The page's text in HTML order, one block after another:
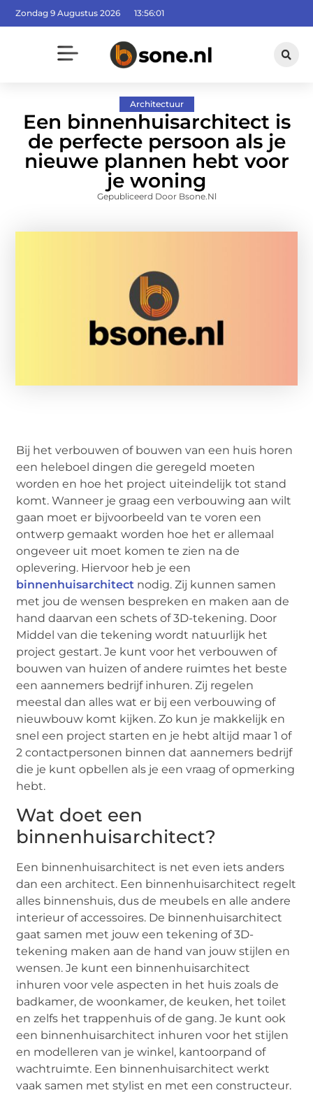
Zondag 9 Augustus 2026 13:56:02
Architectuur
Een binnenhuisarchitect is
de perfecte persoon als je
nieuwe plannen hebt voor
je woning
Gepubliceerd Door Bsone.nl
Bij het verbouwen of bouwen van een huis horen
een heleboel dingen die geregeld moeten
worden en hoe het project uiteindelijk tot stand
komt. Wanneer je graag een verbouwing aan wilt
gaan moet er bijvoorbeeld van te voren een
ontwerp gemaakt worden hoe het er allemaal
ongeveer uit moet komen te zien na de
oplevering. Hiervoor heb je een
binnenhuisarchitect nodig. Zij kunnen samen
met jou de wensen bespreken en maken aan de
hand daarvan een schets of 3D-tekening. Door
Middel van die tekening wordt natuurlijk het
project gestart. Je kunt voor het verbouwen of
bouwen van huizen of andere ruimtes het beste
een aannemers bedrijf inhuren. Zij regelen
meestal dan alles wat er bij een verbouwing of
nieuwbouw komt kijken. Zo kun je makkelijk en
snel een project starten en je hebt altijd maar 1 of
2 contactpersonen binnen dat aannemers bedrijf
die je kunt opbellen als je een vraag of opmerking
hebt.
Wat doet een
binnenhuisarchitect?
Een binnenhuisarchitect is net even iets anders
dan een architect. Een binnenhuisarchitect regelt
alles binnenshuis, dus de meubels en alle andere
interieur of accessoires. De binnenhuisarchitect
gaat samen met jouw een tekening of 3D-
tekening maken aan de hand van jouw stijlen en
wensen. Je kunt een binnenhuisarchitect
inhuren voor vele aspecten in het huis zoals de
badkamer, de woonkamer, de keuken, het toilet
en zelfs het trappenhuis of de gang. Je kunt ook
een binnenhuisarchitect inhuren voor het stijlen
en modelleren van je winkel, kantoorpand of
wachtruimte. Een binnenhuisarchitect werkt
vaak samen met stylist en met een constructeur.